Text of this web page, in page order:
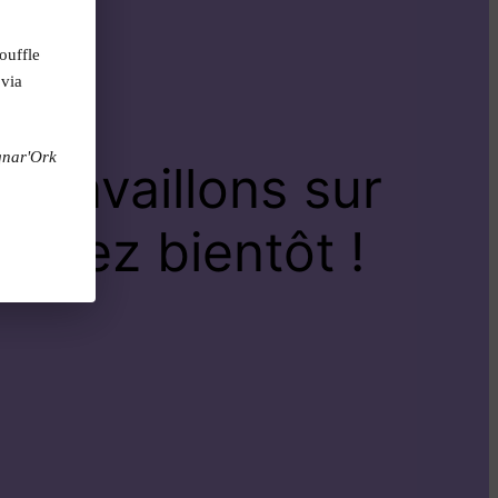
travaillons sur
bientôt !